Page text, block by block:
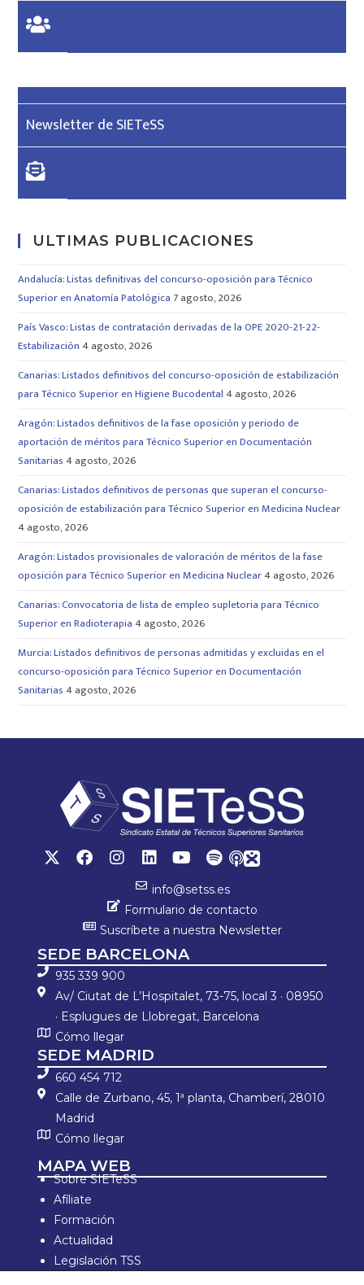
Newsletter de SIETeSS
ULTIMAS PUBLICACIONES
Andalucía: Listas definitivas del concurso-oposición para Técnico
Superior en Anatomía Patológica 7 agosto, 2026
País Vasco: Listas de contratación derivadas de la OPE 2020-21-22-
Estabilización 4 agosto, 2026
Canarias: Listados definitivos del concurso-oposición de estabilización
para Técnico Superior en Higiene Bucodental 4 agosto, 2026
Aragón: Listados definitivos de la fase oposición y periodo de
aportación de méritos para Técnico Superior en Documentación
Sanitarias 4 agosto, 2026
Canarias: Listados definitivos de personas que superan el concurso-
oposición de estabilización para Técnico Superior en Medicina Nuclear
4 agosto, 2026
Aragón: Listados provisionales de valoración de méritos de la fase
oposición para Técnico Superior en Medicina Nuclear4 agosto, 2026
Canarias: Convocatoria de lista de empleo supletoria para Técnico
Superior en Radioterapia 4 agosto, 2026
Murcia: Listados definitivos de personas admitidas y excluidas en el
concurso-oposición para Técnico Superior en Documentación
Sanitarias 4 agosto, 2026
info@setss.es
Formulario de contacto
Suscríbete a nuestra Newsletter
SEDE BARCELONA
935 339 900
Av/ Ciutat de L’Hospitalet, 73-75, local 3 · 08950
· Esplugues de Llobregat, Barcelona
Cómo llegar
SEDE MADRID
660 454 712
Calle de Zurbano, 45, 1ª planta, Chamberí, 28010
Madrid
Cómo llegar
MAPA WEB
Sobre SIETeSS
Afíliate
Formación
Actualidad
Legislación TSS